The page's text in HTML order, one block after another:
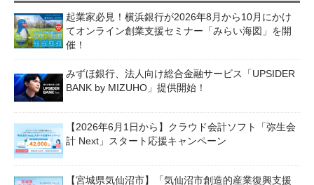
起業家必見！横浜銀行が2026年8月から10月にかけ
てオンライン創業支援セミナー「みらい海図」を開
催！
みずほ銀行、法人向け総合金融サービス「UPSIDER
BANK by MIZUHO」提供開始！
【2026年6月1日から】クラウド会計ソフト「弥生会
計 Next」スタート応援キャンペーン
【宮城県気仙沼市】「気仙沼市創造的産業復興支援